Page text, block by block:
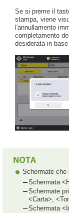
Se si preme il
stampa, viene
l'annullamento
completamento
desiderata in
Schermate che
Schermata
Schermate
<Carta>,
Schermata